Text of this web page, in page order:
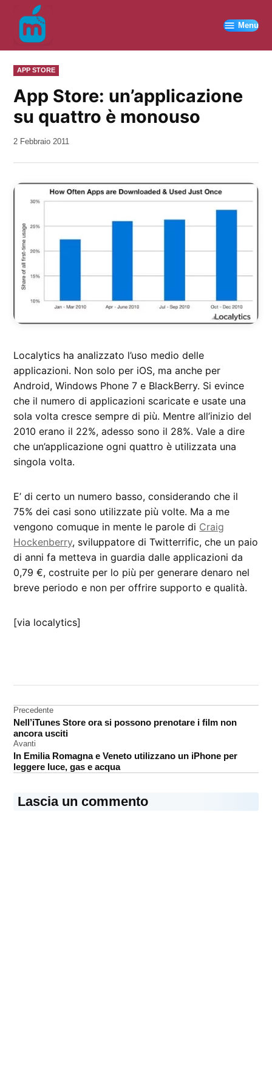
contenuto
Menu
PUBBLICATO
IN
APP STORE
App Store: un’applicazione
su quattro è monouso
da
2 Febbraio 2011
Localytics ha analizzato l’uso medio delle
applicazioni. Non solo per iOS, ma anche per
Android, Windows Phone 7 e BlackBerry. Si evince
che il numero di applicazioni scaricate e usate una
sola volta cresce sempre di più. Mentre all’inizio del
2010 erano il 22%, adesso sono il 28%. Vale a dire
che un’applicazione ogni quattro è utilizzata una
singola volta.
E’ di certo un numero basso, considerando che il
75% dei casi sono utilizzate più volte. Ma a me
vengono comuque in mente le parole di Craig
Hockenberry, sviluppatore di Twitterrific, che un paio
di anni fa metteva in guardia dalle applicazioni da
0,79 €, costruite per lo più per generare denaro nel
breve periodo e non per offrire supporto e qualità.
[via localytics]
App
Store
sviluppatori
tendenze
Navigazione
articoli
Precedente
Nell’iTunes Store ora si possono prenotare i film non
ancora usciti
Avanti
In Emilia Romagna e Veneto utilizzano un iPhone per
leggere luce, gas e acqua
Lascia un commento